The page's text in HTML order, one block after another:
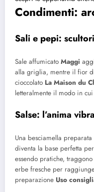
Condimenti:
Sali e pepi:
Sale affumicato Maggi
alla griglia, mentre il fior
cioccolato La Maison du
letteralmente il modo in
Salse: l’anima
Una besciamella
diventa la base perfetta
essendo pratiche,
erbe fresche per
preparazione Uso